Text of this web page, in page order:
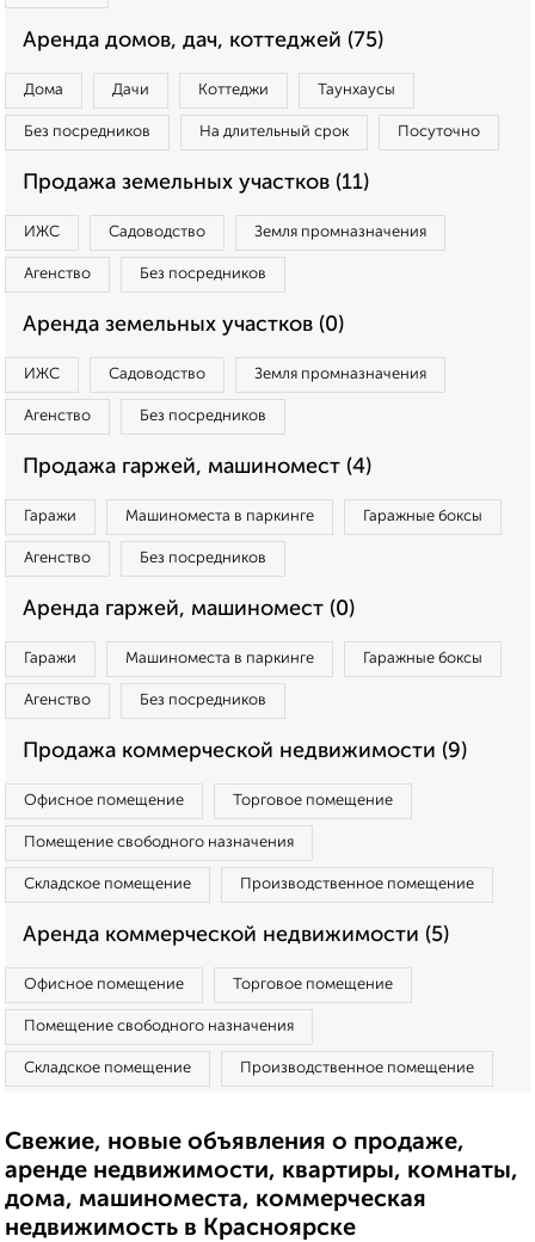
Аренда домов, дач, коттеджей (75)
Дома Дачи Коттеджи Таунхаусы
Без посредников На длительный срок Посуточно
Продажа земельных участков (11)
ИЖС Садоводство Земля промназначения
Агенство Без посредников
Аренда земельных участков (0)
ИЖС Садоводство Земля промназначения
Агенство Без посредников
Продажа гаржей, машиномест (4)
Гаражи Машиноместа в паркинге Гаражные боксы
Агенство Без посредников
Аренда гаржей, машиномест (0)
Гаражи Машиноместа в паркинге Гаражные боксы
Агенство Без посредников
Продажа коммерческой недвижимости (9)
Офисное помещение Торговое помещение
Помещение свободного назначения
Складское помещение Производственное помещение
Аренда коммерческой недвижимости (5)
Офисное помещение Торговое помещение
Помещение свободного назначения
Складское помещение Производственное помещение
Свежие, новые объявления о продаже,
аренде недвижимости, квартиры, комнаты,
дома, машиноместа, коммерческая
недвижимость в Красноярске